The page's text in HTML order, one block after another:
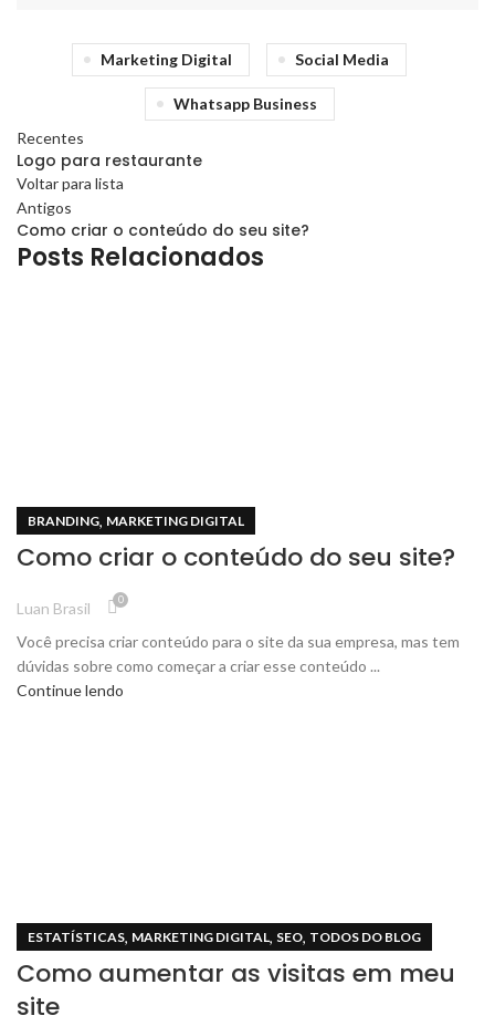
Marketing Digital Social Media
Whatsapp Business
Recentes
Logo para restaurante
Voltar para lista
Antigos
Como criar o conteúdo do seu site?
Posts Relacionados
BRANDING, MARKETING DIGITAL
Como criar o conteúdo do seu site?
Luan Brasil 0
Você precisa criar conteúdo para o site da sua empresa, mas tem
dúvidas sobre como começar a criar esse conteúdo ...
Continue lendo
ESTATÍSTICAS, MARKETING DIGITAL, SEO, TODOS DO BLOG
Como aumentar as visitas em meu
site